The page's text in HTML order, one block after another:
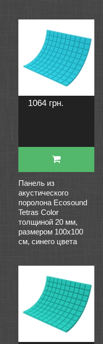
1064 грн.
Панель из
акустического
поролона Ecosound
Tetras Color
толщиной 20 мм,
размером 100х100
см, синего цвета